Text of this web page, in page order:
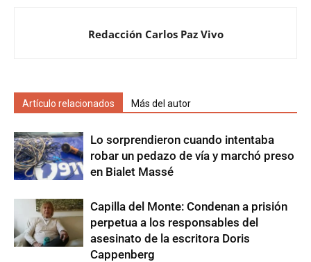
Redacción Carlos Paz Vivo
Artículo relacionados Más del autor
Lo sorprendieron cuando intentaba
robar un pedazo de vía y marchó preso
en Bialet Massé
Capilla del Monte: Condenan a prisión
perpetua a los responsables del
asesinato de la escritora Doris
Cappenberg